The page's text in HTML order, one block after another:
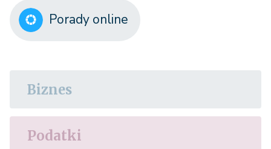
Porady online
Biznes
Podatki